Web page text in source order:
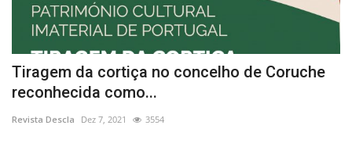
Tiragem da cortiça no concelho de Coruche
reconhecida como...
Revista Descla Dez 7, 2021 3554